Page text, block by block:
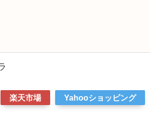
楽天市場 Yahooショッピング